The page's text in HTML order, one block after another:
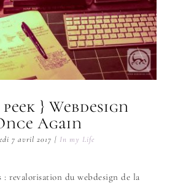
} Webdesign
Again
7 avril 2017 | In my Life
: revalorisation du webdesign de la